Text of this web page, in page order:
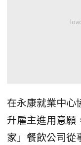
在永康就業中心
升雇主進用意願
家」餐飲公司從